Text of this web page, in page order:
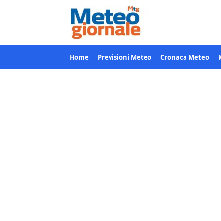
Home Previsioni Meteo Cronaca Meteo